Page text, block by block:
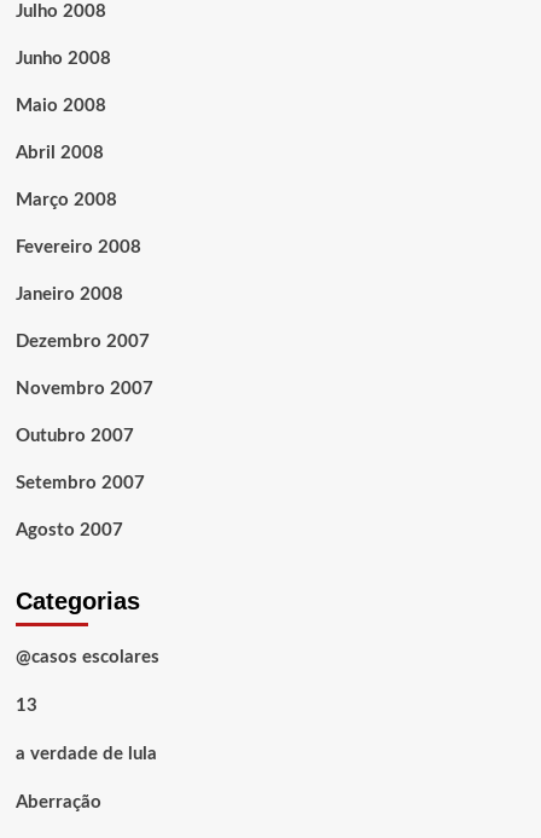
Julho 2008
Junho 2008
Maio 2008
Abril 2008
Março 2008
Fevereiro 2008
Janeiro 2008
Dezembro 2007
Novembro 2007
Outubro 2007
Setembro 2007
Agosto 2007
Categorias
@casos escolares
13
a verdade de lula
Aberração